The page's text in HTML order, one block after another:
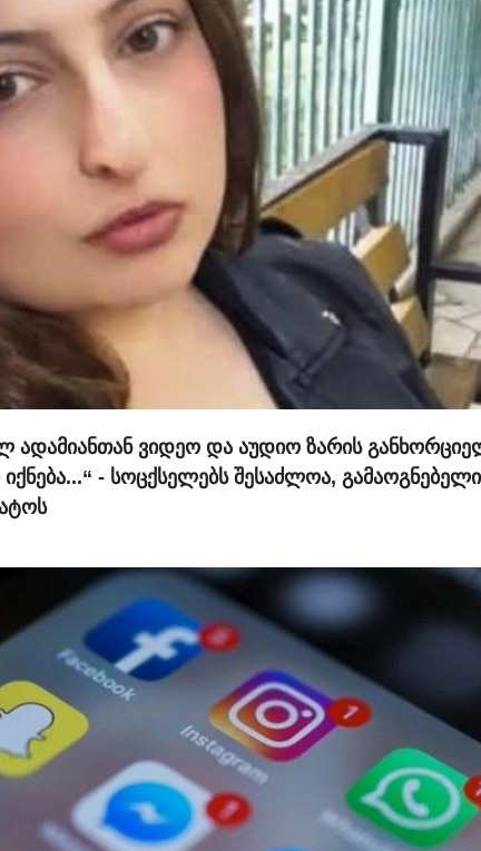
ადამიანთან ვიდეო და აუდიო ზარის
- სოცქსელებს შესაძლოა, გამაოგნებელი